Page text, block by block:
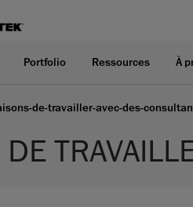
Portfolio Ressources À
de-travailler-avec-des-